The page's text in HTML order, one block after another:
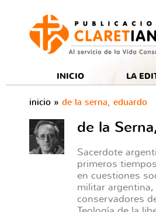
INICIO LA
inicio » de la serna, eduardo
de la
Sacerdote
primeros
en cuestiones
militar
conservadores